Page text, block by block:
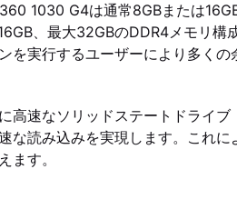
1030 G4は通常8GBまたは
、最大32GBのDDR4メモリ構
を実行するユーザーにより多くの
高速なソリッドステートドライ
な読み込みを実現します。これ
ます。